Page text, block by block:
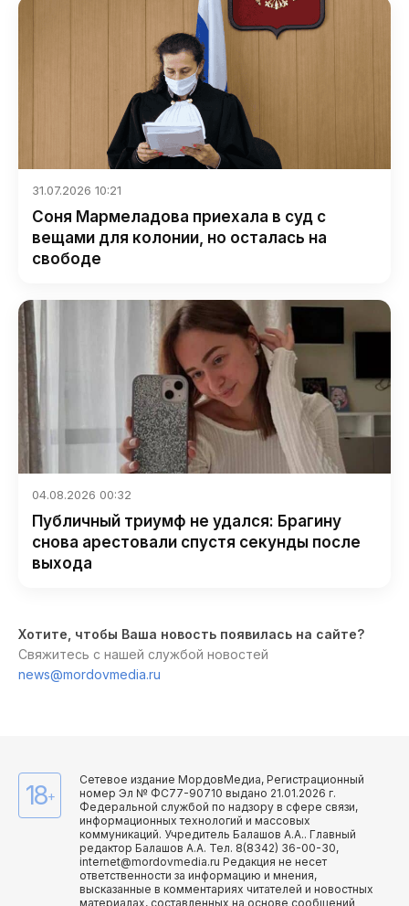
31.07.2026 10:21
Соня Мармеладова приехала в суд с
вещами для колонии, но осталась на
свободе
04.08.2026 00:32
Публичный триумф не удался: Брагину
снова арестовали спустя секунды после
выхода
Хотите, чтобы Ваша новость появилась на сайте?
Свяжитесь с нашей службой новостей
news@mordovmedia.ru
18+
Сетевое издание МордовМедиа, Регистрационный
номер Эл № ФС77-90710 выдано 21.01.2026 г.
Федеральной службой по надзору в сфере связи,
информационных технологий и массовых
коммуникаций. Учредитель Балашов А.А.. Главный
редактор Балашов А.А. Тел. 8(8342) 36-00-30,
internet@mordovmedia.ru Редакция не несет
ответственности за информацию и мнения,
высказанные в комментариях читателей и новостных
материалах, составленных на основе сообщений